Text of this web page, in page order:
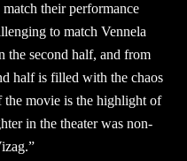
their performance
to match Vennela
the second half, and from
half is filled with the chaos
movie is the highlight of
in the theater was non-